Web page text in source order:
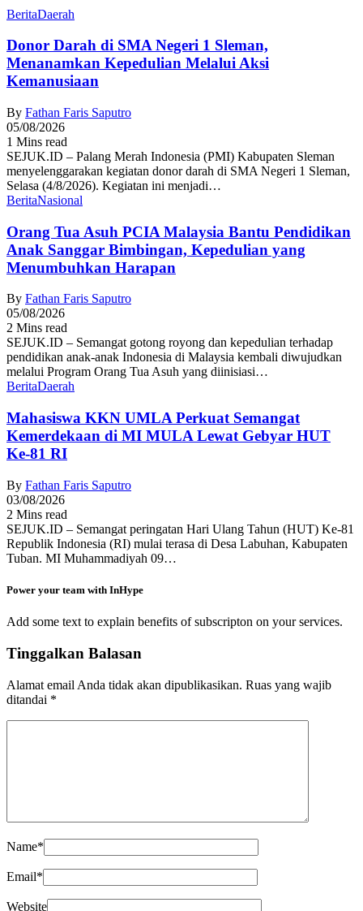
BeritaDaerah
Donor Darah di SMA Negeri 1 Sleman,
Menanamkan Kepedulian Melalui Aksi
Kemanusiaan
By Fathan Faris Saputro
05/08/2026
1 Mins read
SEJUK.ID – Palang Merah Indonesia (PMI) Kabupaten Sleman
menyelenggarakan kegiatan donor darah di SMA Negeri 1 Sleman,
Selasa (4/8/2026). Kegiatan ini menjadi…
BeritaNasional
Orang Tua Asuh PCIA Malaysia Bantu Pendidikan
Anak Sanggar Bimbingan, Kepedulian yang
Menumbuhkan Harapan
By Fathan Faris Saputro
05/08/2026
2 Mins read
SEJUK.ID – Semangat gotong royong dan kepedulian terhadap
pendidikan anak-anak Indonesia di Malaysia kembali diwujudkan
melalui Program Orang Tua Asuh yang diinisiasi…
BeritaDaerah
Mahasiswa KKN UMLA Perkuat Semangat
Kemerdekaan di MI MULA Lewat Gebyar HUT
Ke-81 RI
By Fathan Faris Saputro
03/08/2026
2 Mins read
SEJUK.ID – Semangat peringatan Hari Ulang Tahun (HUT) Ke-81
Republik Indonesia (RI) mulai terasa di Desa Labuhan, Kabupaten
Tuban. MI Muhammadiyah 09…
Power your team with InHype
Add some text to explain benefits of subscripton on your services.
Tinggalkan Balasan
Alamat email Anda tidak akan dipublikasikan. Ruas yang wajib
ditandai *
Name*
Email*
Website